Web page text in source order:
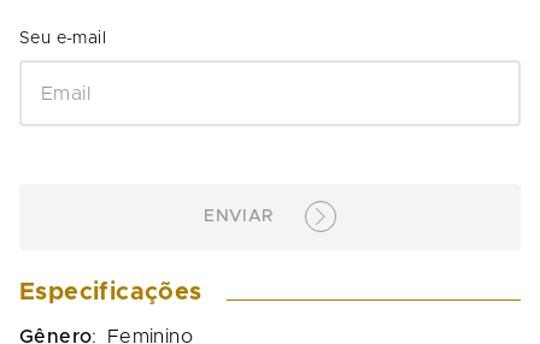
ENVIAR
Especificações
Gênero:
Feminino